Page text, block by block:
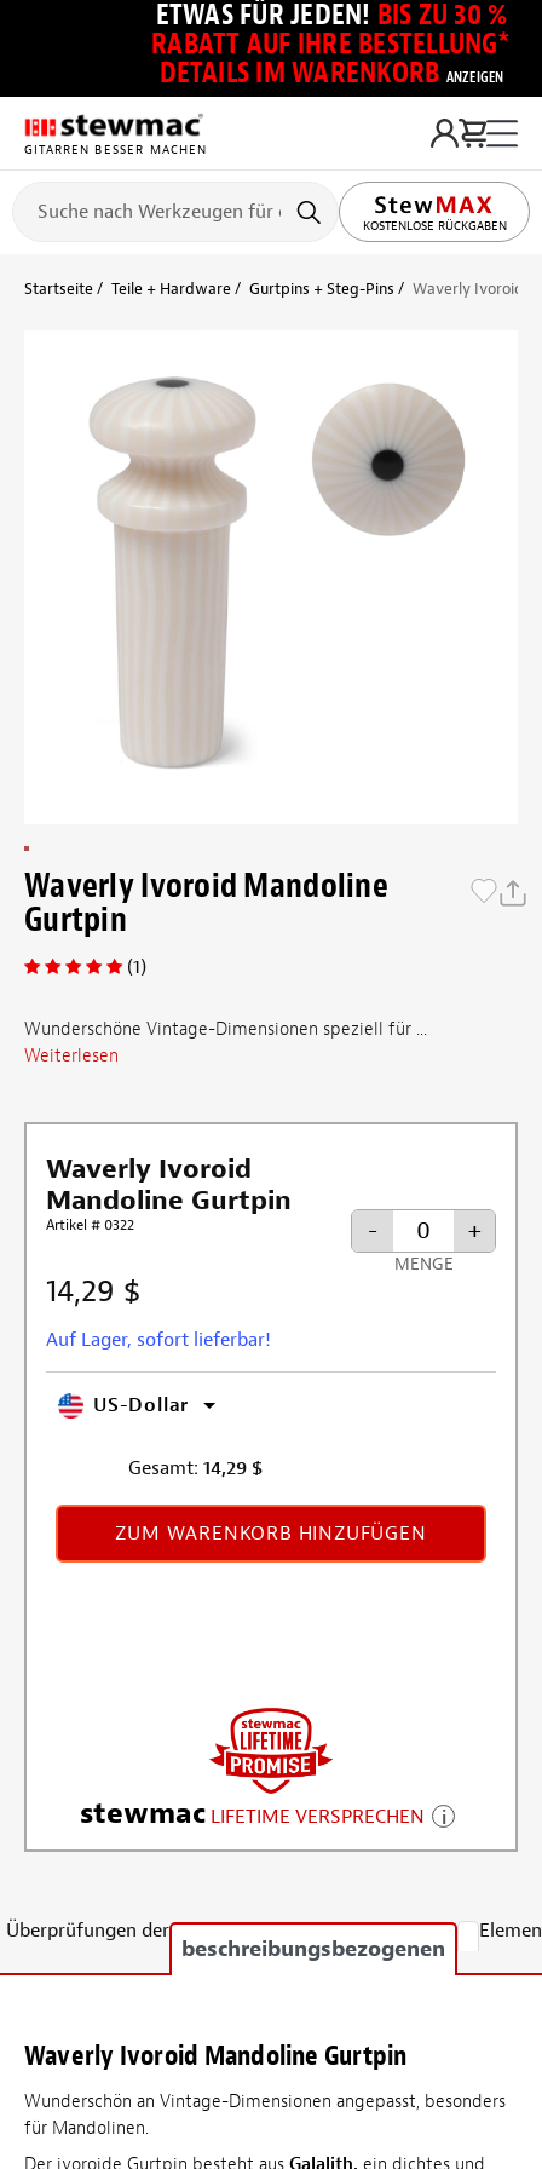
ETWAS FÜR JEDEN! BIS ZU 30 %
RABATT AUF IHRE BESTELLUNG*
DETAILS IM WARENKORB ANZEIGEN
GITARREN BESSER MACHEN
KOSTENLOSE RÜCKGABEN
Startseite Teile + Hardware Gurtpins + Steg-Pins Waverly Ivoroid
Waverly Ivoroid Mandoline
Gurtpin
(1)
Wunderschöne Vintage-Dimensionen speziell für ...
Weiterlesen
Waverly Ivoroid
Mandoline Gurtpin
Artikel # 0322
14,29 $
Auf Lager, sofort lieferbar!
- +
MENGE
US-Dollar
Gesamt: 14,29 $
ZUM WARENKORB HINZUFÜGEN
stewmac LIFETIME VERSPRECHEN
Überprüfungen der
beschreibungsbezogenen
Waverly Ivoroid Mandoline Gurtpin
Wunderschön an Vintage-Dimensionen angepasst, besonders
für Mandolinen.